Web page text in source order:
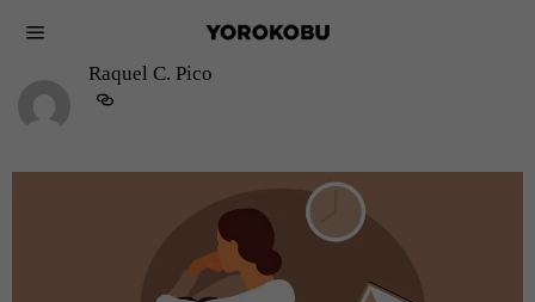
Raquel C. Pico